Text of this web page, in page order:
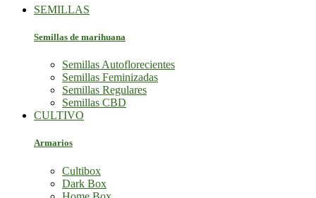
SEMILLAS
Semillas de marihuana
Semillas Autoflorecientes
Semillas Feminizadas
Semillas Regulares
Semillas CBD
CULTIVO
Armarios
Cultibox
Dark Box